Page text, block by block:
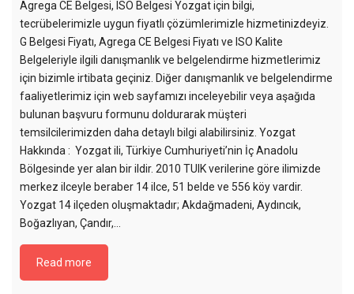
Agrega CE Belgesi, ISO Belgesi Yozgat için bilgi,
tecrübelerimizle uygun fiyatlı çözümlerimizle hizmetinizdeyiz.
G Belgesi Fiyatı, Agrega CE Belgesi Fiyatı ve ISO Kalite
Belgeleriyle ilgili danışmanlık ve belgelendirme hizmetlerimiz
için bizimle irtibata geçiniz. Diğer danışmanlık ve belgelendirme
faaliyetlerimiz için web sayfamızı inceleyebilir veya aşağıda
bulunan başvuru formunu doldurarak müşteri
temsilcilerimizden daha detaylı bilgi alabilirsiniz. Yozgat
Hakkında : Yozgat ili, Türkiye Cumhuriyeti’nin İç Anadolu
Bölgesinde yer alan bir ildir. 2010 TUIK verilerine göre ilimizde
merkez ilceyle beraber 14 ilce, 51 belde ve 556 köy vardir.
Yozgat 14 ilçeden oluşmaktadır; Akdağmadeni, Aydıncık,
Boğazlıyan, Çandır,…
Read more